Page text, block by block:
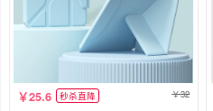
25.6 秒杀直降 32